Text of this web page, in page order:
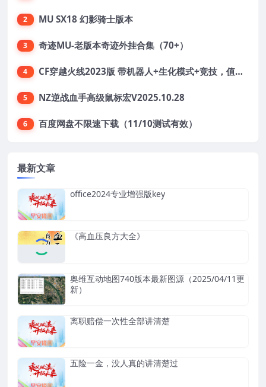
2 MU SX18 幻影骑士版本
3 奇迹MU-老版本奇迹外挂合集（70+）
4 CF穿越火线2023版 带机器人+生化模式+竞技，值得收藏
5 NZ逆战血手高级鼠标宏V2025.10.28
6 百度网盘不限速下载（11/10测试有效）
最新文章
office2024专业增强版key
《高血压良方大全》
奥维互动地图740版本最新图源（2025/04/11更
新）
离职赔偿一次性全部讲清楚
五险一金，没人真的讲清楚过